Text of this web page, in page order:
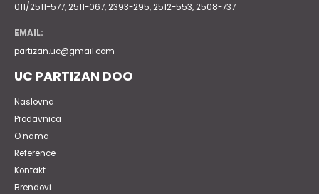
011/2511-577, 2511-067, 2393-295, 2512-553, 2508-737
EMAIL:
partizan.uc@gmail.com
UC PARTIZAN DOO
Naslovna
Prodavnica
O nama
Reference
Kontakt
Brendovi